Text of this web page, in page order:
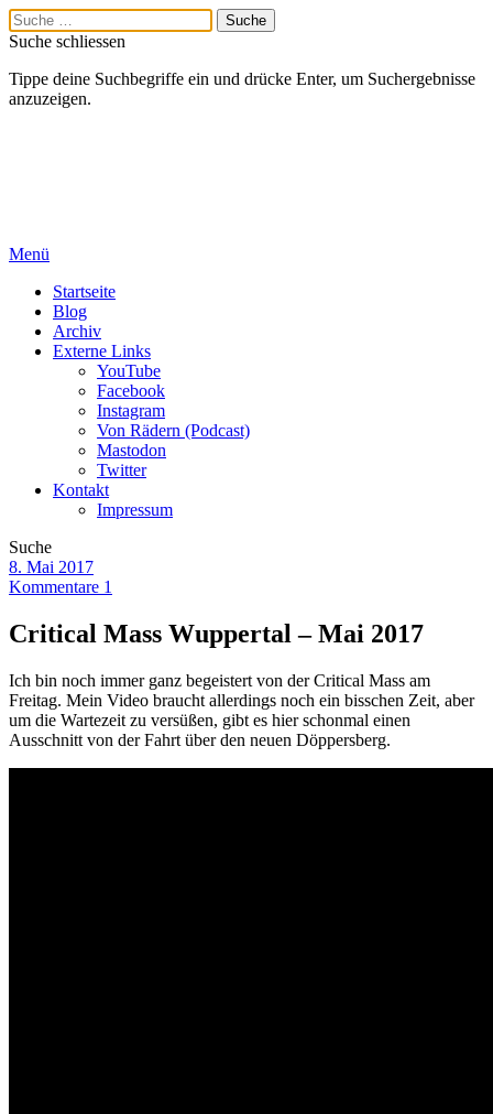
Suche schliessen
Tippe deine Suchbegriffe ein und drücke Enter, um Suchergebnisse
anzuzeigen.
Menü
Startseite
Blog
Archiv
Externe Links
YouTube
Facebook
Instagram
Von Rädern (Podcast)
Mastodon
Twitter
Kontakt
Impressum
Suche
8. Mai 2017
Kommentare 1
Critical Mass Wuppertal – Mai 2017
Ich bin noch immer ganz begeistert von der Critical Mass am
Freitag. Mein Video braucht allerdings noch ein bisschen Zeit, aber
um die Wartezeit zu versüßen, gibt es hier schonmal einen
Ausschnitt von der Fahrt über den neuen Döppersberg.